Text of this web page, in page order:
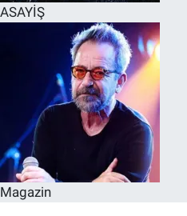
ASAYİŞ
Magazin